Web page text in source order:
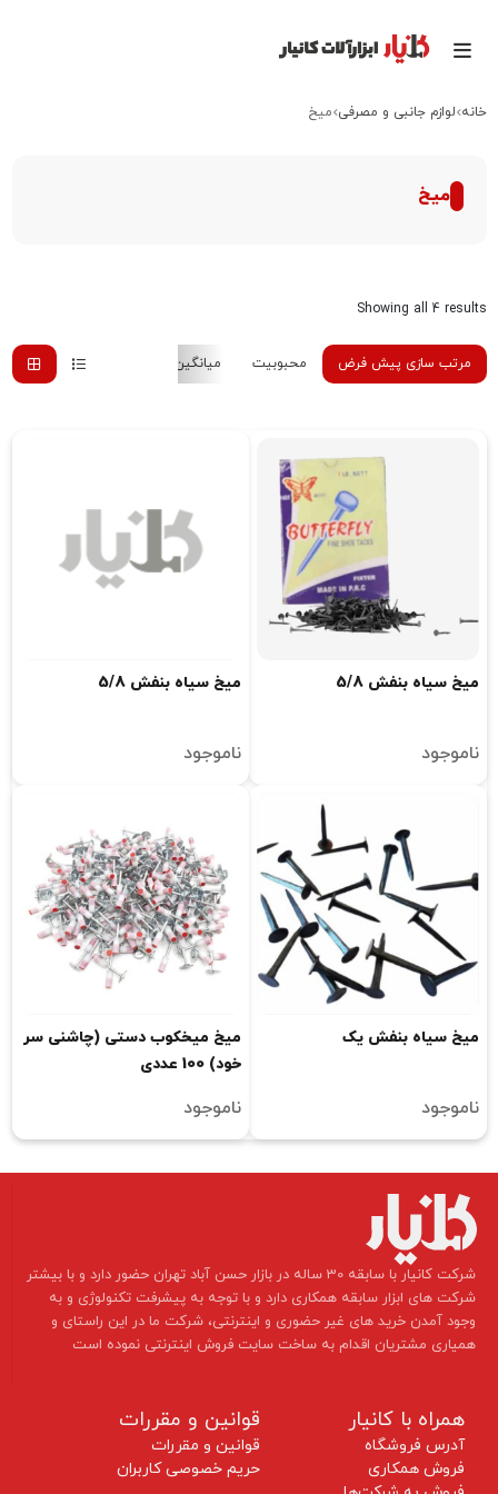
خانه لوازم جانبی و مصرفی میخ
میخ
Showing all 4 results
مرتب سازی پیش فرض محبوبیت میانگین رتبه جدیدترین
ميخ سياه بنفش 5/8
ناموجود
ميخ سياه بنفش 5/8
ناموجود
ميخ سياه بنفش يک
ناموجود
میخ میخکوب دستی (چاشنی سر
خود) 100 عددی
ناموجود
​شرکت کانیار با سابقه 30 ساله در بازار حسن آباد تهران حضور دارد و با بیشتر
شرکت های ابزار سابقه همکاری دارد و با توجه به پیشرفت تکنولوژی و به
وجود آمدن خرید های غیر حضوری و اینترنتی، شرکت ما در این راستای و
همیاری مشتریان اقدام به ساخت سایت فروش اینترنتی نموده است ​​​​​​​
همراه با کانیار
آدرس فروشگاه
فروش همکاری
قوانین و مقررات
قوانین و مقررات
حریم خصوصی کاربران